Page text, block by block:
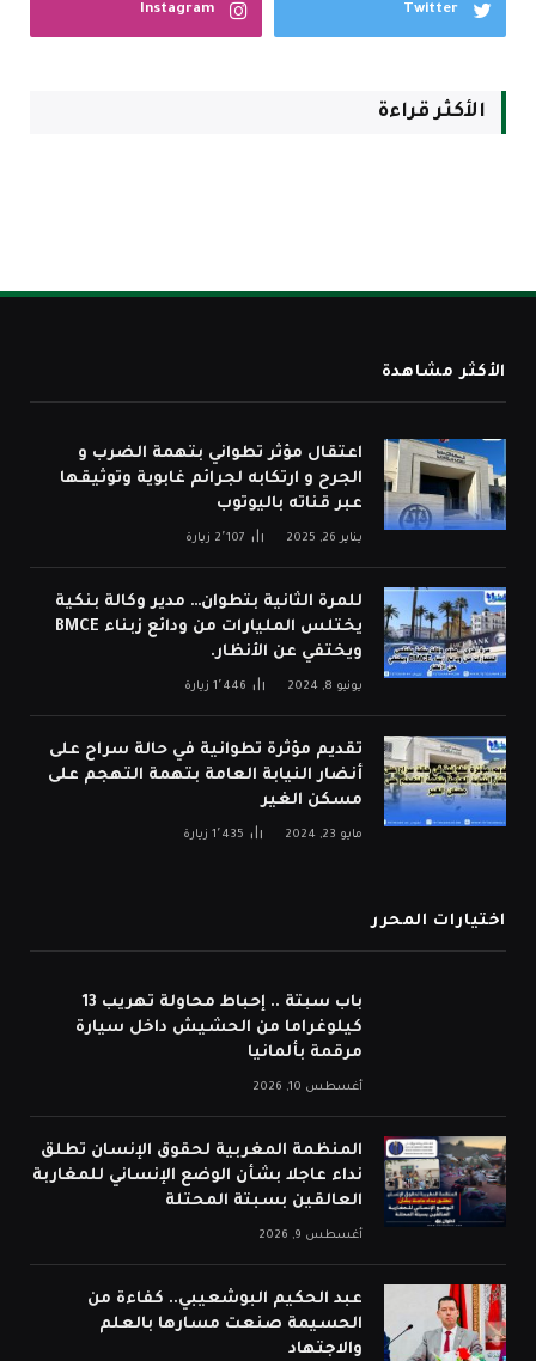
Twitter
Instagram
الأكثر قراءة
الأكثر مشاهدة
اعتقال مؤثر تطواني بتهمة الضرب و
الجرح و ارتكابه لجرائم غابوية وتوثيقها
عبر قناته باليوتوب
يناير 26, 2025 2٬107 زيارة
للمرة الثانية بتطوان… مدير وكالة بنكية
يختلس المليارات من ودائع زبناء BMCE
ويختفي عن الأنظار.
يونيو 8, 2024 1٬446 زيارة
تقديم مؤثرة تطوانية في حالة سراح على
أنضار النيابة العامة بتهمة التهجم على
مسكن الغير
مايو 23, 2024 1٬435 زيارة
اختيارات المحرر
باب سبتة .. إحباط محاولة تهريب 13
كيلوغراما من الحشيش داخل سيارة
مرقمة بألمانيا
أغسطس 10, 2026
المنظمة المغربية لحقوق الإنسان تطلق
نداء عاجلا بشأن الوضع الإنساني للمغاربة
العالقين بسبتة المحتلة
أغسطس 9, 2026
عبد الحكيم البوشعيبي.. كفاءة من
الحسيمة صنعت مسارها بالعلم
والاجتهاد